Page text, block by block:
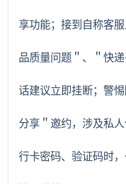
享功能；接到自称客
品质量问题＂、＂快
话建议立即挂断；警
分享＂邀约，涉及私
行卡密码、验证码时